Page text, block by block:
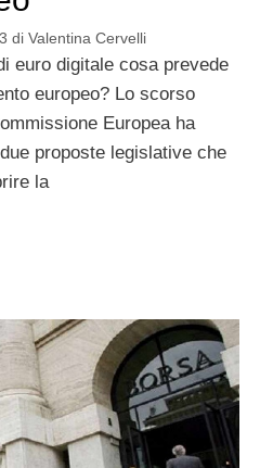
di Valentina Cervelli
euro digitale cosa prevede
europeo? Lo scorso
Europea ha
proposte legislative che
la